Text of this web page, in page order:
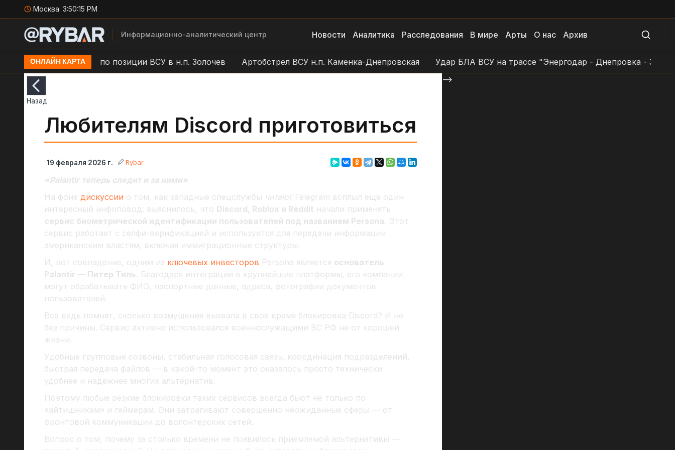
Москва: 3:50:16 PM
Информационно-аналитический центр Новости Аналитика Расследования В мире Арты О нас Архив
ОНЛАЙН КАРТА
БЛА "Молния" по позиции ВСУ в н.п. Золочев Артобстрел ВСУ н.п. Каменка-Днепровская Удар БЛА ВСУ на трассе "Энергодар - Днепровка -
Назад
Любителям Discord приготовиться
19 февраля 2026 г. Rybar
«Palantir теперь следит и за ними»
На фоне дискуссии о том, как западные спецслужбы читают Telegram всплыл еще один
интересный инфоповод: выяснилось, что Discord, Roblox и Reddit начали применять
сервис биометрической идентификации пользователей под названием Persona. Этот
сервис работает с селфи-верификацией и используется для передачи информации
американским властям, включая иммиграционные структуры.
И, вот совпадение, одним из ключевых инвесторов Persona является основатель
Palantir — Питер Тиль. Благодаря интеграции в крупнейшие платформы, его компании
могут обрабатывать ФИО, паспортные данные, адреса, фотографии документов
пользователей.
Все ведь помнят, сколько возмущения вызвала в свое время блокировка Discord? И не
без причины. Сервис активно использовался военнослужащими ВС РФ не от хорошей
жизни.
Удобные групповые созвоны, стабильная голосовая связь, координация подразделений,
быстрая передача файлов — в какой-то момент это оказалось просто технически
удобнее и надёжнее многих альтернатив.
Поэтому любые резкие блокировки таких сервисов всегда бьют не только по
«айтишникам» и геймерам. Они затрагивают совершенно неожиданные сферы — от
фронтовой коммуникации до волонтёрских сетей.
Вопрос о том, почему за столько времени не появилось приемлемой альтернативы —
-->